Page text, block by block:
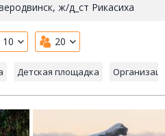
ж/д_ст Рикасиха
10 20
Детская площадка